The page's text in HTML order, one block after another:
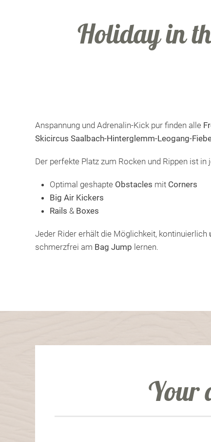
Holiday in
Anspannung und Adrenalin-Kick pur finden alle
Skicircus Saalbach-Hinterglemm-Leogang-
Der perfekte Platz zum Rocken und Rippen ist in
Optimal geshapte Obstacles mit Corners
Big Air Kickers
Rails & Boxes
Jeder Rider erhält die Möglichkeit, kontinuierlich
schmerzfrei am Bag Jump lernen.
Your